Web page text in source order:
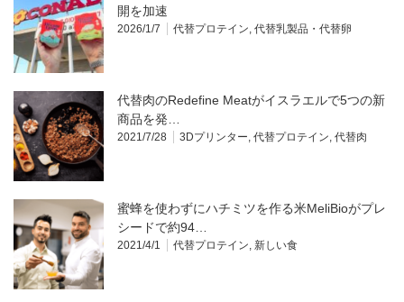
開を加速
2026/1/7 代替プロテイン, 代替乳製品・代替卵
代替肉のRedefine Meatがイスラエルで5つの新
商品を発…
2021/7/28 3Dプリンター, 代替プロテイン, 代替肉
蜜蜂を使わずにハチミツを作る米MeliBioがプレ
シードで約94…
2021/4/1 代替プロテイン, 新しい食